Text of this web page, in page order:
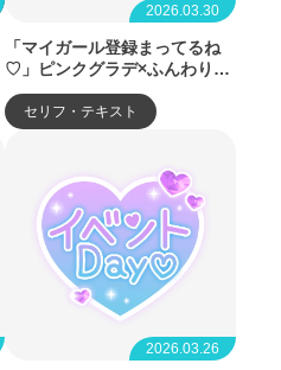
2026.03.30
「マイガール登録まってるね
♡」ピンクグラデ×ふんわりハ
ートデザイン
セリフ・テキスト
2026.03.26